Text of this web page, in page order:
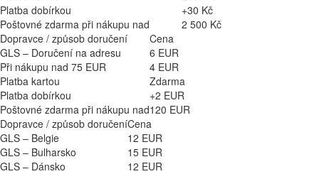
Platba dobírkou
+30 Kč
Poštovné zdarma při nákupu nad
2 500 Kč
Dopravce / způsob doručení
Cena
GLS – Doručení na adresu
6 EUR
Při nákupu nad 75 EUR
4 EUR
Platba kartou
Zdarma
Platba dobírkou
+2 EUR
Poštovné zdarma při nákupu nad120 EUR
Dopravce / způsob doručeníCena
GLS – Belgie
12 EUR
GLS – Bulharsko
15 EUR
GLS – Dánsko
12 EUR